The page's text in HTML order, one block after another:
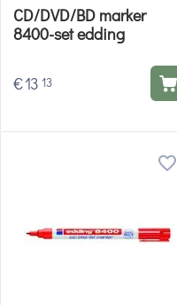
CD/DVD/BD marker
8400-set edding
€13 13